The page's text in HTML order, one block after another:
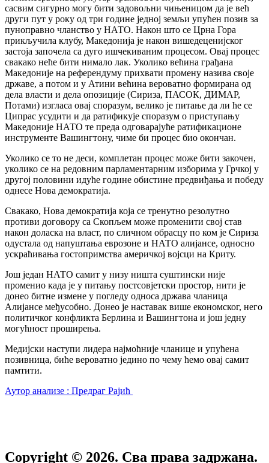
сасвим сигурно могу бити задовољни чињеницом да је већ
други пут у року од три године једној земљи упућен позив за
пуноправно чланство у НАТО. Након што се Црна Гора
прикључила клубу, Македонија је након вишедеценијског
застоја започела са дуго ишчекиваним процесом. Овај процес
свакако неће бити нимало лак. Уколико већина грађана
Македоније на референдуму прихвати промену назива своје
државе, а потом и у Атини већина вероватно формирана од
дела власти и дела опозиције (Сириза, ПАСОК, ДИМАР,
Потами) изгласа овај споразум, велико је питање да ли ће се
Ципрас усудити и да ратификује споразум о приступању
Македоније НАТО те преда одговарајуће ратификационе
инструменте Вашингтону, чиме би процес био окончан.
Уколико се то не деси, комплетан процес може бити закочен,
уколико се на редовним парламентарним изборима у Грчкој у
другој половини идуће године обистине предвиђања и победу
однесе Нова демократија.
Свакако, Нова демократија која се тренутно резолутно
противи договору са Скопљем може променити свој став
након доласка на власт, по сличном обрасцу по ком је Сириза
одустала од напуштања еврозоне и НАТО алијансе, односно
ускраћивања гостопримства америчкој војсци на Криту.
Још један НАТО самит у низу ништа суштински није
променио када је у питању постсовјетски простор, нити је
донео битне измене у погледу односа држава чланица
Алијансе међусобно. Донео је наставак више економског, него
политичког конфликта Берлина и Вашингтона и још једну
могућност проширења.
Медијски наступи лидера најмоћније чланице и упућена
позивница, биће вероватно једино по чему ћемо овај самит
памтити.
Аутор анализе : Предраг Рајић
Copyright © 2026. Сва права задржана.